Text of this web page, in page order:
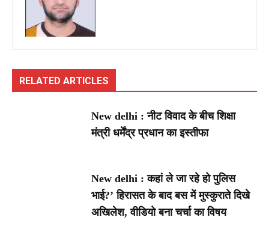
RELATED ARTICLES
New delhi : नीट विवाद के बीच शिक्षा
मंत्री धर्मेंद्र प्रधान का इस्तीफा
New delhi : कहां ले जा रहे हो पुलिस
भाई?’ हिरासत के बाद बस में मुस्कुराते दिखे
अखिलेश, वीडियो बना चर्चा का विषय